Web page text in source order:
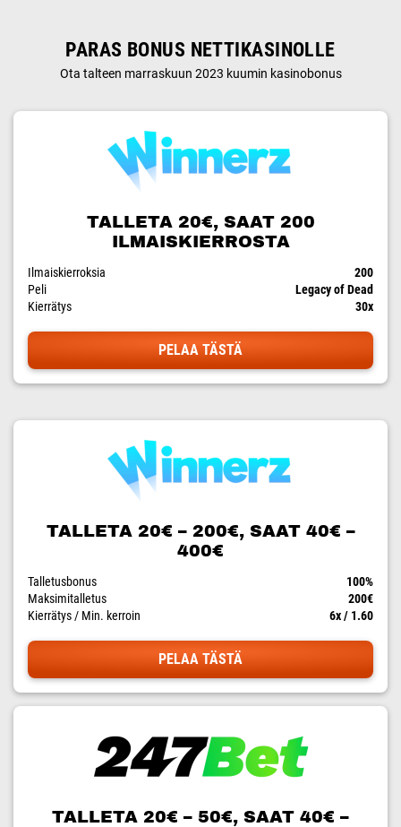
PARAS BONUS NETTIKASINOLLE
Ota talteen marraskuun 2023 kuumin kasinobonus
TALLETA 20€, SAAT 200
ILMAISKIERROSTA
Ilmaiskierroksia
200
Peli
Legacy of Dead
Kierrätys
30x
PELAA TÄSTÄ
TALLETA 20€ – 200€, SAAT 40€ –
400€
Talletusbonus
100%
Maksimitalletus
200€
Kierrätys / Min. kerroin
6x / 1.60
PELAA TÄSTÄ
TALLETA 20€ – 50€, SAAT 40€ –